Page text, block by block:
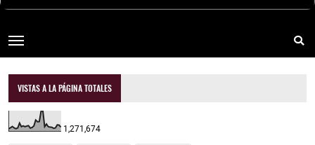
VISTAS A LA PÁGINA TOTALES
1,271,674